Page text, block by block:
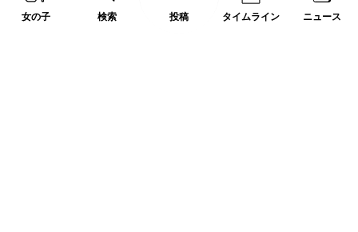
女の子 検索 投稿 タイムライン ニュース